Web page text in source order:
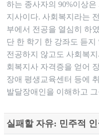
하는 종사자의 90%이상은
지사이다. 사회복지라는
부에서 전공을 열심히 하
단 한 학기 한 강좌도 듣
전공하지 않고도 사회복
회복지사 자격증을 얻어
장애 평생교육센터 등에
발달장애인을 이해하고
실패할 자유: 민주적 인